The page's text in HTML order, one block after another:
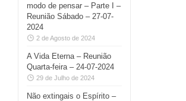
modo de pensar – Parte I –
Reunião Sábado – 27-07-
2024
2 de Agosto de 2024
A Vida Eterna – Reunião
Quarta-feira – 24-07-2024
29 de Julho de 2024
Não extingais o Espírito –